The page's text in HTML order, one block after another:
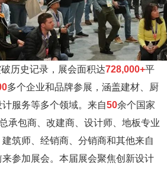
破历史记录，展会面积达728,000+平
多个企业和品牌参展，涵盖建材、厨
服务等多个领域。来自50余个国家
承包商、改建商、设计师、地板专业
筑师、经销商、分销商和其他来自
参加展会。本届展会聚焦创新设计